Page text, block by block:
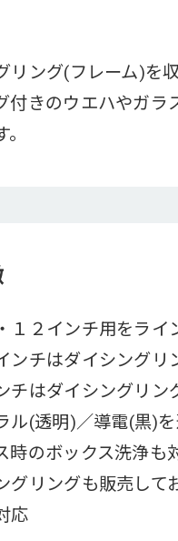
リング(フレーム)を
付きのウエハやガ
１２インチ用をライ
ンチはダイシングリ
チはダイシングリン
ル(透明)／導電(黒)
時のボックス洗浄も
グリングも販売して
応